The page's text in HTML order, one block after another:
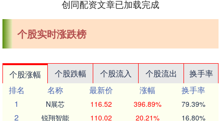
创同配资文章已加载完成
个股实时涨跌榜
个股涨幅 个股跌幅 个股流入 个股流出
换手率
排名
名称 最新价 涨幅
换手率
1
N展芯 116.52 396.89% 79.39%
2 锐翔智能 110.02 20.21% 16.80%